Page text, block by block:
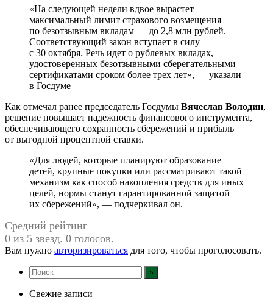
«На следующей недели вдвое вырастет
максимальный лимит страхового возмещения
по безотзывным вкладам — до 2,8 млн рублей.
Соответствующий закон вступает в силу
с 30 октября. Речь идет о рублевых вкладах,
удостоверенных безотзывными сберегательными
сертификатами сроком более трех лет», — указали
в Госдуме
Как отмечал ранее председатель Госдумы Вячеслав Володин,
решение повышает надежность финансового инструмента,
обеспечивающего сохранность сбережений и прибыль
от выгодной процентной ставки.
«Для людей, которые планируют образование
детей, крупные покупки или рассматривают такой
механизм как способ накопления средств для иных
целей, нормы станут гарантированной защитой
их сбережений», — подчеркивал он.
Средний рейтинг
0 из 5 звезд. 0 голосов.
Вам нужно авторизироваться для того, чтобы проголосовать.
Свежие записи